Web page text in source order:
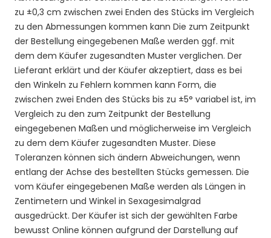
zu ±0,3 cm zwischen zwei Enden des Stücks im Vergleich
zu den Abmessungen kommen kann Die zum Zeitpunkt
der Bestellung eingegebenen Maße werden ggf. mit
dem dem Käufer zugesandten Muster verglichen. Der
Lieferant erklärt und der Käufer akzeptiert, dass es bei
den Winkeln zu Fehlern kommen kann Form, die
zwischen zwei Enden des Stücks bis zu ±5° variabel ist, im
Vergleich zu den zum Zeitpunkt der Bestellung
eingegebenen Maßen und möglicherweise im Vergleich
zu dem dem Käufer zugesandten Muster. Diese
Toleranzen können sich ändern Abweichungen, wenn
entlang der Achse des bestellten Stücks gemessen. Die
vom Käufer eingegebenen Maße werden als Längen in
Zentimetern und Winkel in Sexagesimalgrad
ausgedrückt. Der Käufer ist sich der gewählten Farbe
bewusst Online können aufgrund der Darstellung auf